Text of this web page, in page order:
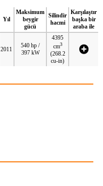
Yıl
Maksimum
beygir
gücü
Silindir
hacmi
Karşılaştır
başka bir
araba ile
2011
540 hp /
397 kW
4395
cm3
(268.2
cu-in)